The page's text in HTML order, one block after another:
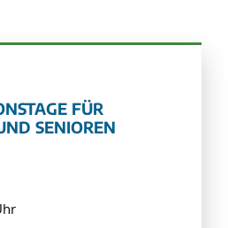
FÜR
SENIOREN